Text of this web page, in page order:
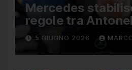
Mercedes
regole tra
5 GIUGNO 2026